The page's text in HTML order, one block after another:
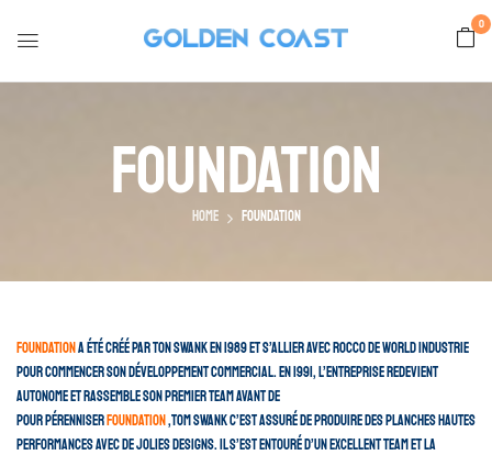
0
Foundation
Home Foundation
Foundation a été créé par Ton Swank en 1989 et s’allier avec Rocco de World Industrie
pour commencer son développement commercial. En 1991, l’entreprise redevient
autonome et rassemble son premier Team avant de
Pour pérenniser Foundation ,Tom Swank c’est assuré de produire des planches hautes
performances avec de jolies designs. Il s’est entouré d’un excellent team et la